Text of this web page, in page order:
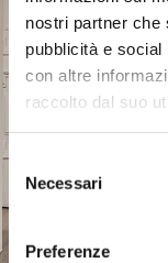
nostri partner che
pubblicità e
con altre
raccolto dal suo
Selezione
del
consenso
Necessari
Preferenze